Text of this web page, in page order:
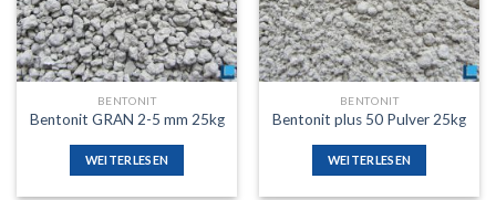
BENTONIT
Bentonit GRAN 2-5 mm 25kg
WEITERLESEN
BENTONIT
Bentonit plus 50 Pulver 25kg
WEITERLESEN